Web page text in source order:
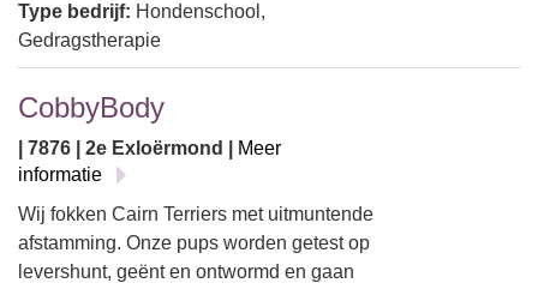
Type bedrijf: Hondenschool,
Gedragstherapie
CobbyBody
| 7876 | 2e Exloërmond |
Meer
informatie
Wij fokken Cairn Terriers met uitmuntende
afstamming. Onze pups worden getest op
levershunt, geënt en ontwormd en gaan